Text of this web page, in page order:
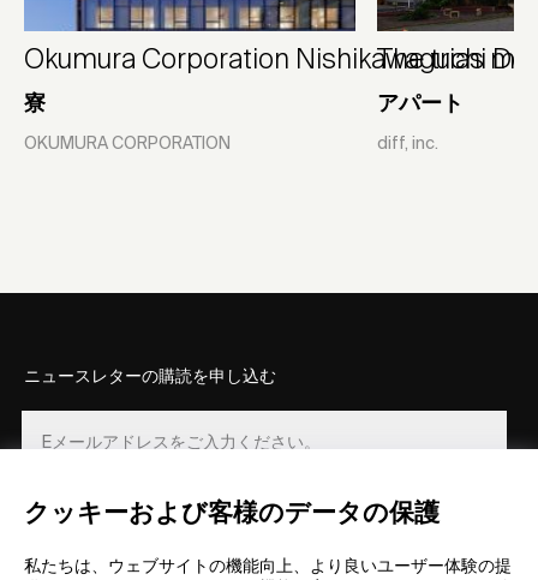
クッキーおよび客様のデータの保護
私たちは、ウェブサイトの機能向上、より良いユーザー体験の提
Okumura Corporation Nishikawaguchi
寮
OKUMURA CORPORATION
The trias
アパート
diff, inc.
ニュースレターの購読を申し込む
登録